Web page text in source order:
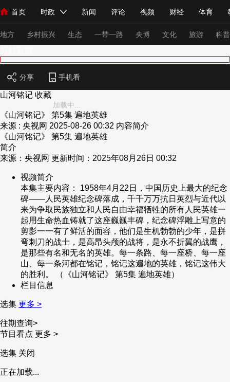
首页 时政 新闻 评论 视频 财经 体育
人民领袖习近平 联播+ 中国领导人 央视快评 习式妙语
直播 栏目大全 节目单 听音 微视频 主持人
海外频道 iPanda English Монгол
地方 乡村振兴 生态 一带一路 央博 文化 旅游 科普
总台春晚 网络春晚
新闻 国内 国际 评论
人民领袖习近平 联播+
视频 小央视频 小央直播 直播中国
现场 前线
体育 直播 竞猜 2026年世界杯 2026年冬奥会
VIP会员 CCTV奥林匹克频道 生活体育大会 体育江湖
财经 教育 乡村振兴 生态环境 一带一路 央博
大国智造 大国展会 大国保险 云顶对话 云起
CCTV.节目官网
分享 手机看
山河铭记 收藏
加载中...
《山河铭记》 第5集 遍地英雄
来源 : 央视网 2025-08-26 00:32 内容简介
《山河铭记》 第5集 遍地英雄
简介
来源：央视网 更新时间：2025年08月26日 00:32
视频简介
本集主要内容： 1958年4月22日，中国历史上最大的纪念
碑——人民英雄纪念碑落成，千千万万抗日英烈与近代以
来为争取民族独立和人民自由幸福牺牲的所有人民英雄一
起用生命热血铸就了这座巍巍丰碑，纪念碑浮雕上写意的
剪影一一有了鲜活的面容，他们是生机勃勃的少年，是拼
弯刺刀的战士，是高昂头颅的战将，是永不折翼的战鹰，
是那些有名和无名的英雄。每一条路、每一座桥、每一座
山、每一条河都在铭记，铭记这遍地的英雄，铭记这伟大
的胜利。 （《山河铭记》 第5集 遍地英雄）
栏目信息
选集 更多 >
往期查询>
节目看点 更多 >
选集 关闭
正在加载...